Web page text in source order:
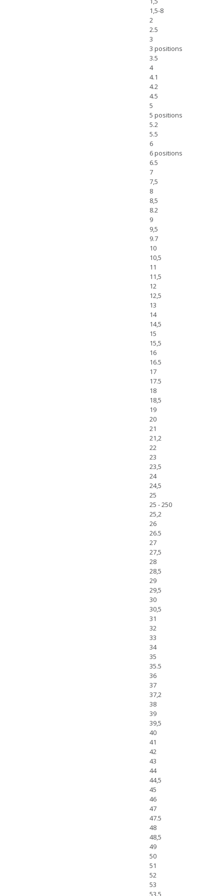
1,5-8
2
2.5
3
3 positions
3.5
4
4.1
4.2
4.5
5
5 positions
5.2
5.5
6
6 positions
6.5
7
7,5
8
8,5
8.2
9
9,5
9.7
10
10,5
11
11,5
12
12,5
13
14
14,5
15
15,5
16
16.5
17
17.5
18
18,5
19
20
21
21,2
22
23
23,5
24
24,5
25
25 - 250
25,2
26
26.5
27
27,5
28
28,5
29
29,5
30
30,5
31
32
33
34
35
35.5
36
37
37,2
38
39
39,5
40
41
42
43
44
44,5
45
46
47
47.5
48
48,5
49
50
51
52
53
53.5